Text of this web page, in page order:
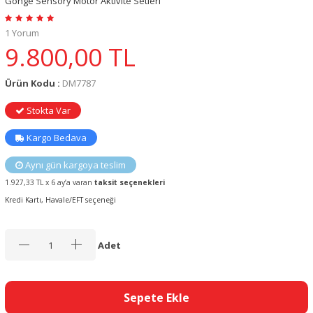
1 Yorum
9.800,00 TL
Ürün Kodu : DM7787
Stokta Var
Kargo Bedava
Aynı gün kargoya teslim
1.927,33 TL x 6 ay’a varan taksit seçenekleri
Kredi Kartı, Havale/EFT seçeneği
Adet
Sepete Ekle